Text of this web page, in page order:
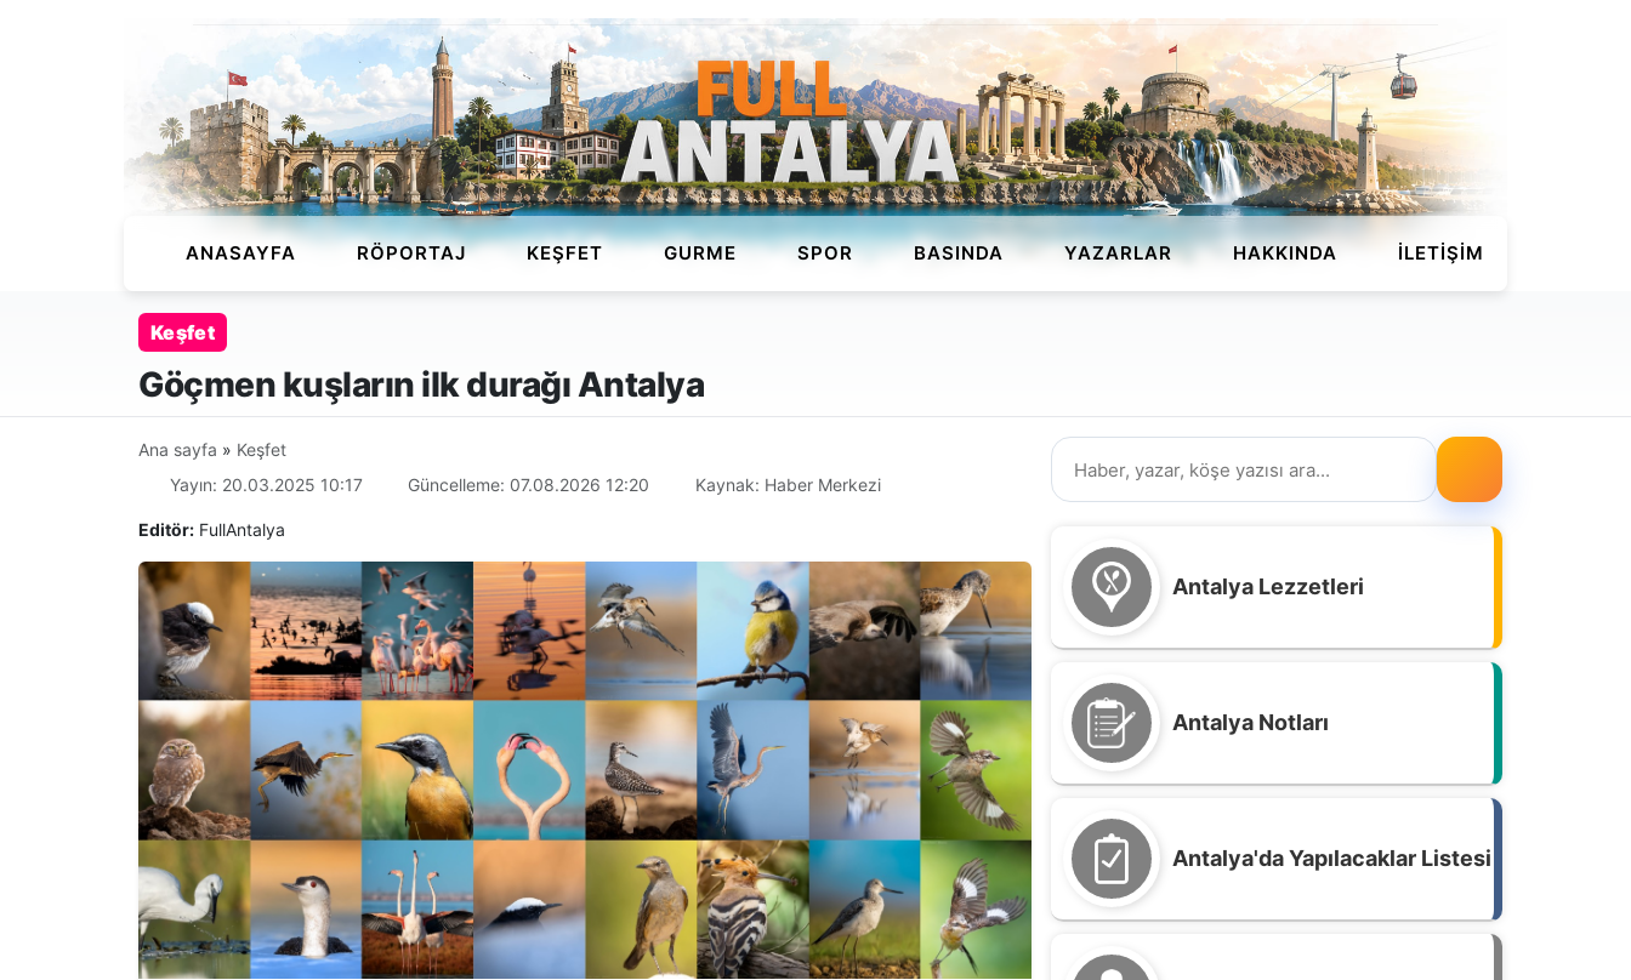
ANASAYFA RÖPORTAJ KEŞFET GURME SPOR BASINDA YAZARLAR HAKKINDA İLETIŞIM
Keşfet
Göçmen kuşların ilk durağı Antalya
Ana sayfa » Keşfet
Yayın: 20.03.2025 10:17
Güncelleme: 07.08.2026 12:20 Kaynak: Haber Merkezi
Editör: FullAntalya
Antalya Lezzetleri
Antalya Notları
Antalya'da Yapılacaklar Listesi